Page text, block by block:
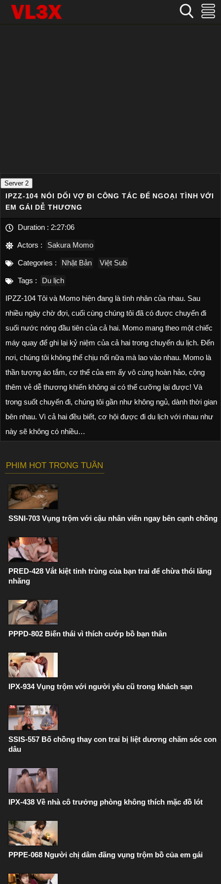
Home Nhật Bản
IPZZ-104 Nói dối vợ đi công tác để ngoại tình với em gái dễ thương
Server 2
IPZZ-104 NÓI DỐI VỢ ĐI CÔNG TÁC ĐỂ NGOẠI TÌNH VỚI
EM GÁI DỄ THƯƠNG
Duration : 2:27:06
Actors : Sakura Momo
Categories : Nhật Bản Việt Sub
Tags : Du lịch
IPZZ-104 Tôi và Momo hiện đang là tình nhân của nhau. Sau
nhiều ngày chờ đợi, cuối cùng chúng tôi đã có được chuyến đi
suối nước nóng đầu tiên của cả hai. Momo mang theo một chiếc
máy quay để ghi lại kỷ niệm của cả hai trong chuyến du lịch. Đến
nơi, chúng tôi không thể chịu nổi nữa mà lao vào nhau. Momo là
thần tượng áo tắm, cơ thể của em ấy vô cùng hoàn hảo, cộng
thêm vẻ dễ thương khiến không ai có thể cưỡng lại được! Và
trong suốt chuyến đi, chúng tôi gần như không ngủ, dành thời gian
bên nhau. Vì cả hai đều biết, cơ hội được đi du lịch với nhau như
này sẽ không có nhiều…
PHIM HOT TRONG TUẦN
SSNI-703 Vụng trộm với cậu nhân viên ngay bên cạnh chồng
PRED-428 Vắt kiệt tinh trùng của bạn trai để chừa thói lăng
nhăng
PPPD-802 Biến thái vì thích cướp bồ bạn thân
IPX-934 Vụng trộm với người yêu cũ trong khách sạn
SSIS-557 Bố chồng thay con trai bị liệt dương chăm sóc con
dâu
IPX-438 Về nhà cô trưởng phòng không thích mặc đồ lót
PPPE-068 Người chị dâm đãng vụng trộm bồ của em gái